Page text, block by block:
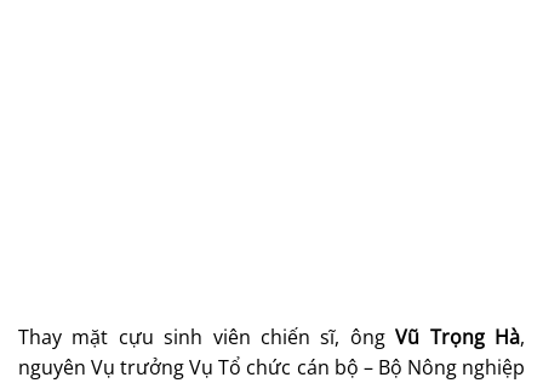
Thay mặt cựu sinh viên chiến sĩ, ôngVũ Trọng Hà,
nguyên Vụ trưởng Vụ Tổ chức cán bộ – Bộ Nông nghiệp